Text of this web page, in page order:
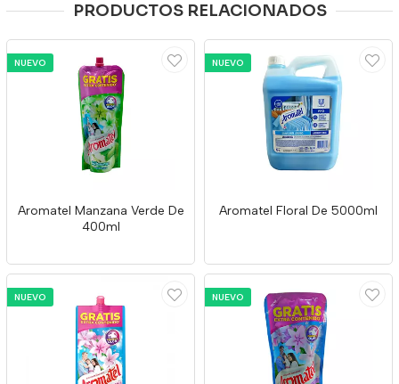
PRODUCTOS RELACIONADOS
NUEVO
Aromatel Manzana Verde De
400ml
NUEVO
Aromatel Floral De 5000ml
NUEVO NUEVO